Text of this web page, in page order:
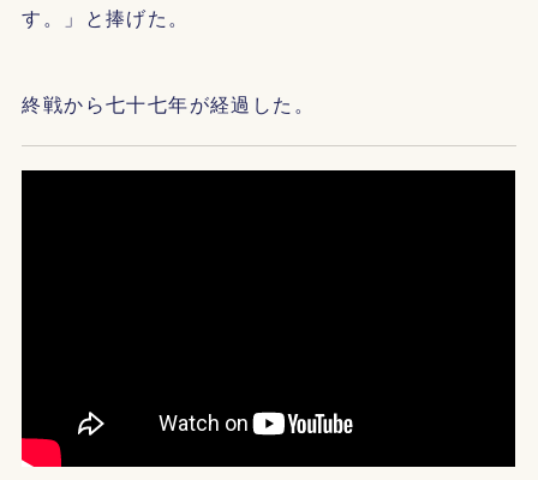
す。」と捧げた。
終戦から七十七年が経過した。